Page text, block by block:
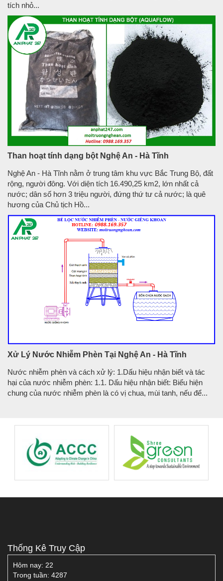
tích nhỏ...
Than hoạt tính dạng bột Nghệ An - Hà Tĩnh
Nghệ An - Hà Tĩnh nằm ở trung tâm khu vực Bắc Trung Bộ, đất
rộng, người đông. Với diện tích 16.490,25 km2, lớn nhất cả
nước; dân số hơn 3 triệu người, đứng thứ tư cả nước; là quê
hương của Chủ tịch Hồ...
Xử Lý Nước Nhiễm Phèn Tại Nghệ An - Hà Tĩnh
Nước nhiễm phèn và cách xử lý: 1.Dấu hiệu nhận biết và tác
hại của nước nhiễm phèn: 1.1. Dấu hiệu nhận biết: Biểu hiện
chung của nước nhiễm phèn là có vị chua, mùi tanh, nếu để...
Thống Kê Truy Cập
Hôm nay: 22
Trong tuần: 4287